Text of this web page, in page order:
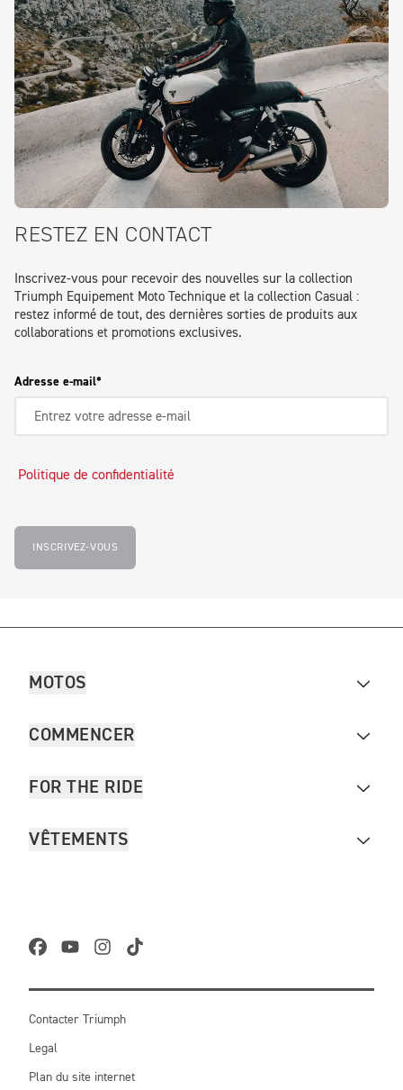
RESTEZ EN CONTACT
Inscrivez-vous pour recevoir des nouvelles sur la collection
Triumph Equipement Moto Technique et la collection Casual :
restez informé de tout, des dernières sorties de produits aux
collaborations et promotions exclusives.
Adresse e-mail
Politique de confidentialité
INSCRIVEZ-VOUS
MOTOS
COMMENCER
FOR THE RIDE
VÊTEMENTS
Contacter Triumph
Legal
Plan du site internet